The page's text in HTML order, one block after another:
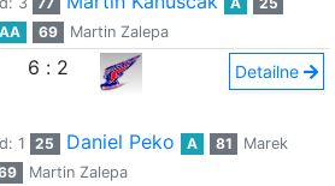
AA 69 Martin Zalepa
6 : 2 Detailne
1 25 Daniel Peko A 81
Marek
Martin Zalepa